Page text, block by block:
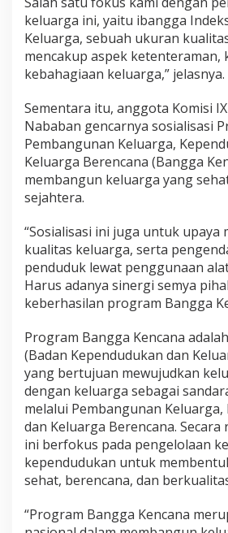
keluarga ini, yaitu ibangga
Keluarga, sebuah ukuran
mencakup aspek ketenteraman,
kebahagiaan keluarga,” jelasnya.
Sementara itu, anggota Komisi
Nababan gencarnya sosialisasi
Pembangunan Keluarga,
Keluarga Berencana (Bangga
membangun keluarga yang
sejahtera.
“Sosialisasi ini juga untuk upaya
kualitas keluarga, serta
penduduk lewat penggunaan
Harus adanya sinergi semya
keberhasilan program Bangga
Program Bangga Kencana
(Badan Kependudukan dan
yang bertujuan mewujudkan
dengan keluarga sebagai
melalui Pembangunan Keluarga,
dan Keluarga Berencana.
ini berfokus pada pengelolaan
kependudukan untuk
sehat, berencana, dan
“Program Bangga Kencana